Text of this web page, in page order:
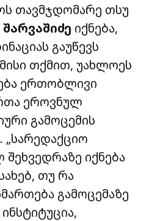
თავმჯდომარე თსუ
იქნება,
გაუწევს
თქმით, უახლოეს
ერთობლივი
ეროვნულ
გამოცემის
„სარედაქციო
იქნება
თუ რა
გამოცემაზე